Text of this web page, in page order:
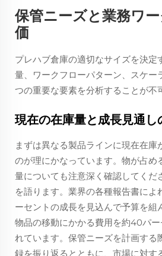
保管ニーズと業務ワ
価
プレハブ倉庫の適切なサイズを決定
量、ワークフローパターン、スケー
つの重要な要素を分析することが不
現在の在庫量と成長見通し
まずは異なる製品ラインに現在在庫
のが理にかなっています。物が占め
量についても注意深く確認してくだ
を語ります。業界の各種報告書によ
ーセントの成長を見込んで予算を組
物品の移動にかかる費用を約40パ
れています。保管ニーズを計画する
録を振り返るとともに、市場に対す